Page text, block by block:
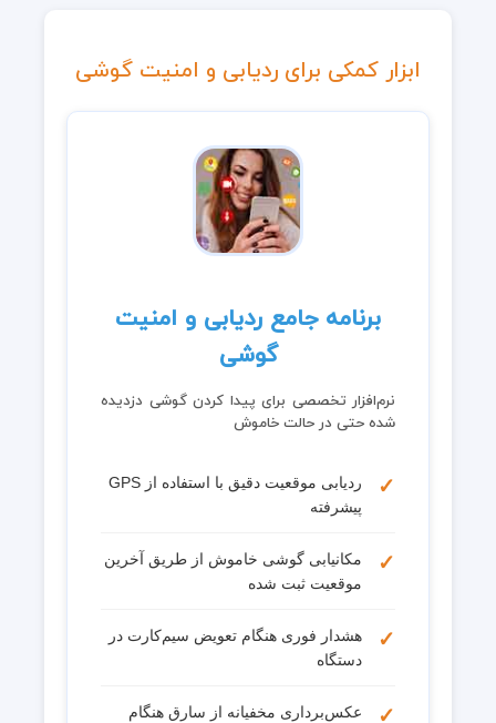
ابزار کمکی برای ردیابی و امنیت گوشی
برنامه جامع ردیابی و امنیت
گوشی
نرم‌افزار تخصصی برای پیدا کردن گوشی دزدیده
شده حتی در حالت خاموش
ردیابی موقعیت دقیق با استفاده از GPS
پیشرفته
مکانیابی گوشی خاموش از طریق آخرین
موقعیت ثبت شده
هشدار فوری هنگام تعویض سیم‌کارت در
دستگاه
عکس‌برداری مخفیانه از سارق هنگام